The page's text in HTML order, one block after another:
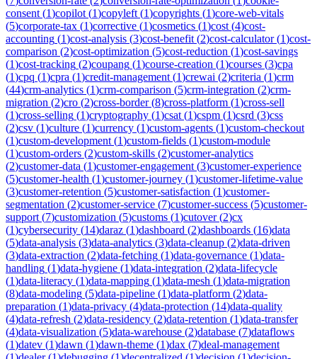
consent (1)copilot (1)copyleft (1)copyrights (1)core-web-vitals
(5)corporate-tax (1)corrective (1)cosmetics (1)cost (4)cost-
accounting (1)cost-analysis (3)cost-benefit (2)cost-calculator(1)cost-
comparison (2)cost-optimization (5)cost-reduction (1)cost-savings
(1)cost-tracking (2)coupang (1)course-creation (1)courses (3)cpa
(1)cpq (1)cpra (1)credit-management (1)crewai (2)criteria (1)crm
(44)crm-analytics (1)crm-comparison (5)crm-integration (2)crm-
migration (2)cro (2)cross-border(8)cross-platform (1)cross-sell
(1)cross-selling (1)cryptography (1)csat (1)cspm (1)csrd (3)css
(2)csv (1)culture (1)currency (1)custom-agents (1)custom-checkout
(1)custom-development (1)custom-fields (1)custom-module
(1)custom-orders (2)custom-skills (2)customer-analytics
(2)customer-data (1)customer-engagement (3)customer-experience
(5)customer-health (1)customer-journey (1)customer-lifetime-value
(3)customer-retention (5)customer-satisfaction (1)customer-
segmentation (2)customer-service (7)customer-success (5)customer-
support (7)customization (5)customs (1)cutover(2)cx
(1)cybersecurity (14)daraz (1)dashboard (2)dashboards (16)data
(5)data-analysis (3)data-analytics (3)data-cleanup (2)data-driven
(3)data-extraction (2)data-fetching (1)data-governance (1)data-
handling (1)data-hygiene (1)data-integration (2)data-lifecycle
(1)data-literacy (1)data-mapping (1)data-mesh (1)data-migration
(8)data-modeling (5)data-pipeline (1)data-platform (2)data-
preparation (1)data-privacy (4)data-protection (14)data-quality
(4)data-refresh (2)data-residency (2)data-retention (1)data-transfer
(4)data-visualization (5)data-warehouse (2)database (7)dataflows
(1)datev (1)dawn (1)dawn-theme (1)dax (7)deal-management